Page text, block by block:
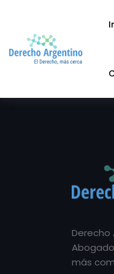
Derecho
más